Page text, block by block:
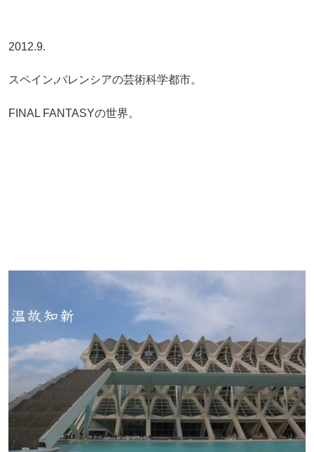
2012.9.
スペイン,バレンシアの芸術科学都市。
FINAL FANTASYの世界。